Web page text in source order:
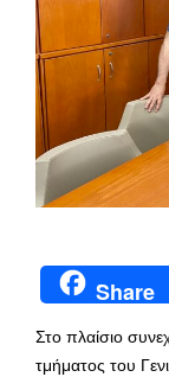
Share
Στο πλαίσιο
τμήματος του